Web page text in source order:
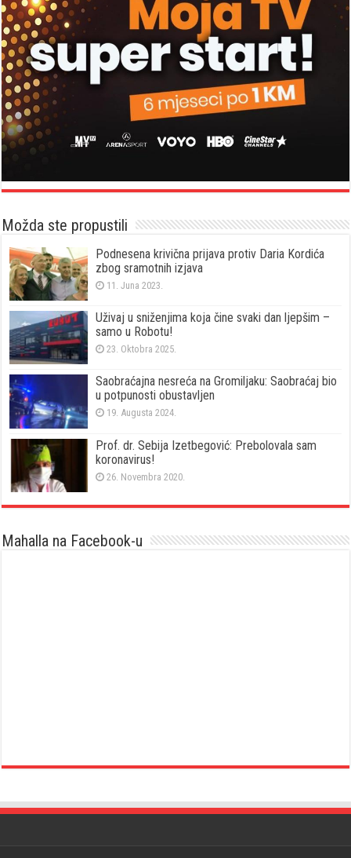
Možda ste propustili
Podnesena krivična prijava protiv Daria Kordića
zbog sramotnih izjava
11. Juna 2023.
Uživaj u sniženjima koja čine svaki dan ljepšim –
samo u Robotu!
23. Oktobra 2025.
Saobraćajna nesreća na Gromiljaku: Saobraćaj bio
u potpunosti obustavljen
19. Augusta 2024.
Prof. dr. Sebija Izetbegović: Prebolovala sam
koronavirus!
26. Novembra 2020.
Mahalla na Facebook-u